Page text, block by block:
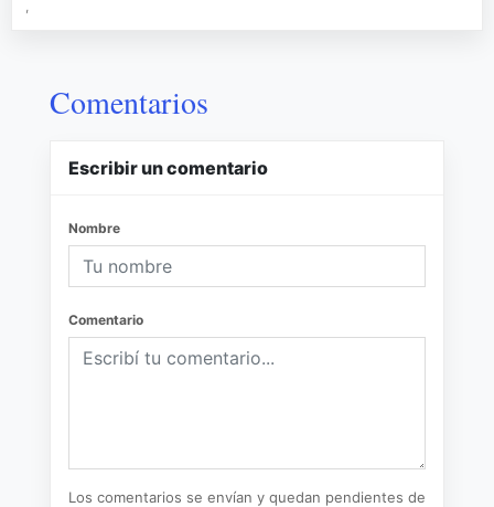
Comentarios
Escribir un comentario
Nombre
Comentario
Los comentarios se envían y quedan pendientes de